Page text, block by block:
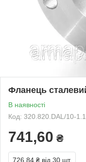
Фланець
В наявності
Код: 320.820.DAL/10-
741,60 ₴
726,84 ₴ від 30 шт.